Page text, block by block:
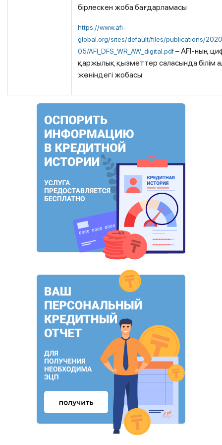
бірлескен жоба бағдарламасы
https://www.afi-
global.org/sites/default/files/publications/
05/AFI_DFS_WR_AW_digital.pdf– AFI-ның
қаржылық қызметтер саласында білім
жөніндегі жобасы